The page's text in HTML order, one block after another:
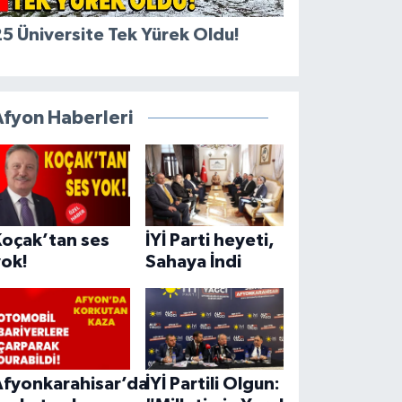
Üniversite Tek Yürek Oldu!
Haberleri
ses
İYİ Parti heyeti,
Sahaya İndi
İYİ Partili Olgun: